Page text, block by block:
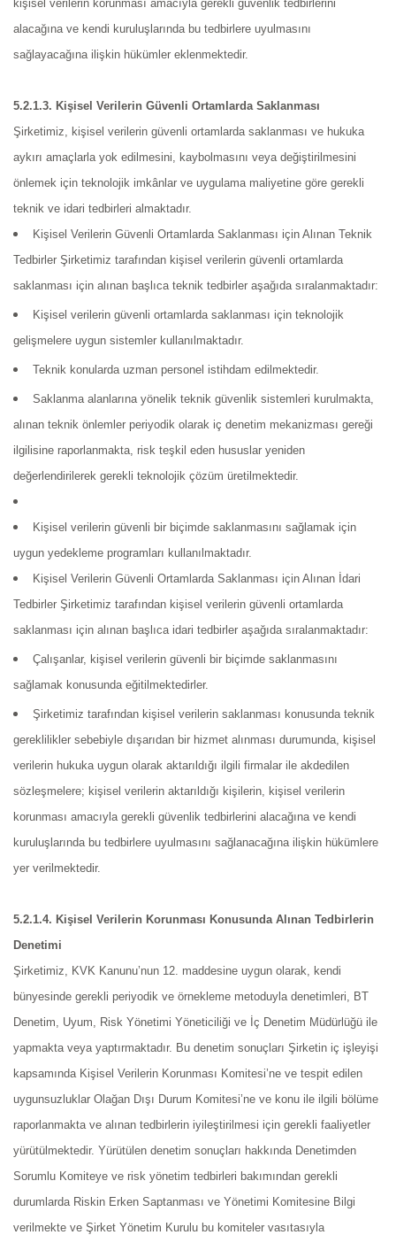
kişisel verilerin korunması amacıyla gerekli güvenlik tedbirlerini
alacağına ve kendi kuruluşlarında bu tedbirlere uyulmasını
sağlayacağına ilişkin hükümler eklenmektedir.
5.2.1.3. Kişisel Verilerin Güvenli Ortamlarda Saklanması
Şirketimiz, kişisel verilerin güvenli ortamlarda saklanması ve hukuka
aykırı amaçlarla yok edilmesini, kaybolmasını veya değiştirilmesini
önlemek için teknolojik imkânlar ve uygulama maliyetine göre gerekli
teknik ve idari tedbirleri almaktadır.
Kişisel Verilerin Güvenli Ortamlarda Saklanması için Alınan Teknik
Tedbirler Şirketimiz tarafından kişisel verilerin güvenli ortamlarda
saklanması için alınan başlıca teknik tedbirler aşağıda sıralanmaktadır:
Kişisel verilerin güvenli ortamlarda saklanması için teknolojik
gelişmelere uygun sistemler kullanılmaktadır.
Teknik konularda uzman personel istihdam edilmektedir.
Saklanma alanlarına yönelik teknik güvenlik sistemleri kurulmakta,
alınan teknik önlemler periyodik olarak iç denetim mekanizması gereği
ilgilisine raporlanmakta, risk teşkil eden hususlar yeniden
değerlendirilerek gerekli teknolojik çözüm üretilmektedir.
Kişisel verilerin güvenli bir biçimde saklanmasını sağlamak için
uygun yedekleme programları kullanılmaktadır.
Kişisel Verilerin Güvenli Ortamlarda Saklanması için Alınan İdari
Tedbirler Şirketimiz tarafından kişisel verilerin güvenli ortamlarda
saklanması için alınan başlıca idari tedbirler aşağıda sıralanmaktadır:
Çalışanlar, kişisel verilerin güvenli bir biçimde saklanmasını
sağlamak konusunda eğitilmektedirler.
Şirketimiz tarafından kişisel verilerin saklanması konusunda teknik
gereklilikler sebebiyle dışarıdan bir hizmet alınması durumunda, kişisel
verilerin hukuka uygun olarak aktarıldığı ilgili firmalar ile akdedilen
sözleşmelere; kişisel verilerin aktarıldığı kişilerin, kişisel verilerin
korunması amacıyla gerekli güvenlik tedbirlerini alacağına ve kendi
kuruluşlarında bu tedbirlere uyulmasını sağlanacağına ilişkin hükümlere
yer verilmektedir.
5.2.1.4. Kişisel Verilerin Korunması Konusunda Alınan Tedbirlerin
Denetimi
Şirketimiz, KVK Kanunu’nun 12. maddesine uygun olarak, kendi
bünyesinde gerekli periyodik ve örnekleme metoduyla denetimleri, BT
Denetim, Uyum, Risk Yönetimi Yöneticiliği ve İç Denetim Müdürlüğü ile
yapmakta veya yaptırmaktadır. Bu denetim sonuçları Şirketin iç işleyişi
kapsamında Kişisel Verilerin Korunması Komitesi’ne ve tespit edilen
uygunsuzluklar Olağan Dışı Durum Komitesi’ne ve konu ile ilgili bölüme
raporlanmakta ve alınan tedbirlerin iyileştirilmesi için gerekli faaliyetler
yürütülmektedir. Yürütülen denetim sonuçları hakkında Denetimden
Sorumlu Komiteye ve risk yönetim tedbirleri bakımından gerekli
durumlarda Riskin Erken Saptanması ve Yönetimi Komitesine Bilgi
verilmekte ve Şirket Yönetim Kurulu bu komiteler vasıtasıyla